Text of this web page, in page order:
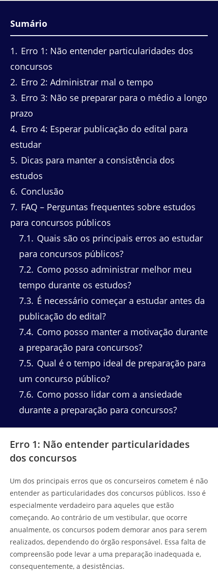
Sumário
1
Erro 1: Não entender particularidades dos
concursos
2 Erro 2: Administrar mal o tempo
3 Erro 3: Não se preparar para o médio a longo
prazo
4 Erro 4: Esperar publicação do edital para
estudar
5 Dicas para manter a consistência dos
estudos
6 Conclusão
7 FAQ – Perguntas frequentes sobre estudos
para concursos públicos
7.1
Quais são os principais erros ao estudar
para concursos públicos?
7.2 Como posso administrar melhor meu
tempo durante os estudos?
7.3 É necessário começar a estudar antes da
publicação do edital?
7.4 Como posso manter a motivação durante
a preparação para concursos?
7.5 Qual é o tempo ideal de preparação para
um concurso público?
7.6 Como posso lidar com a ansiedade
durante a preparação para concursos?
Erro 1: Não entender particularidades
dos concursos
Um dos principais erros que os concurseiros cometem é não
entender as particularidades dos concursos públicos. Isso é
especialmente verdadeiro para aqueles que estão
começando. Ao contrário de um vestibular, que ocorre
anualmente, os concursos podem demorar anos para serem
realizados, dependendo do órgão responsável. Essa falta de
compreensão pode levar a uma preparação inadequada e,
consequentemente, a desistências.